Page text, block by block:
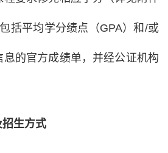
括平均学分绩点（GPA）和/或
的官方成绩单，并经公证机构
生方式